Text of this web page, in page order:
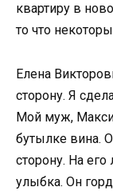
квартиру в
то что
Елена
сторону. Я
Мой муж,
бутылке вина.
сторону. На
улыбка. Он